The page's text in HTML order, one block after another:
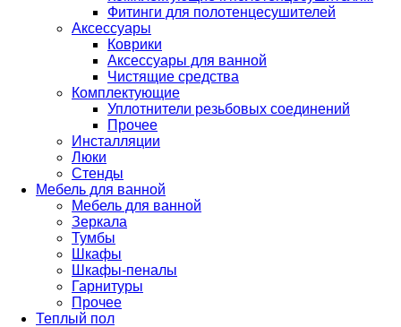
Фитинги для полотенцесушителей
Аксессуары
Коврики
Аксессуары для ванной
Чистящие средства
Комплектующие
Уплотнители резьбовых соединений
Прочее
Инсталляции
Люки
Стенды
Мебель для ванной
Мебель для ванной
Зеркала
Тумбы
Шкафы
Шкафы-пеналы
Гарнитуры
Прочее
Теплый пол